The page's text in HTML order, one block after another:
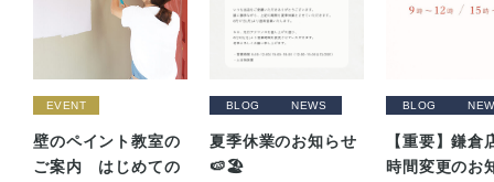
EVENT
壁のペイント教室の
ご案内 はじめての
BLOG NEWS
夏季休業のお知らせ
🍉🏖️
BLOG
【重要】鎌倉
時間変更のお